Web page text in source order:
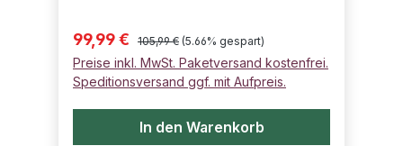
Verkaufspreis:
99,99 € Regulärer Preis:
105,99 € (5.66% gespart)
Preise inkl. MwSt. Paketversand kostenfrei.
Speditionsversand ggf. mit Aufpreis.
In den Warenkorb